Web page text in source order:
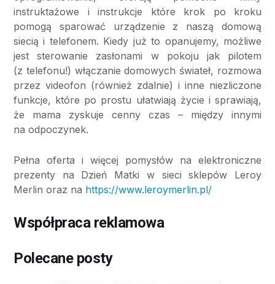
instruktażowe i instrukcje które krok po kroku
pomogą sparować urządzenie z naszą domową
siecią i telefonem. Kiedy już to opanujemy, możliwe
jest sterowanie zasłonami w pokoju jak pilotem
(z telefonu!) włączanie domowych świateł, rozmowa
przez videofon (również zdalnie) i inne niezliczone
funkcje, które po prostu ułatwiają życie i sprawiają,
że mama zyskuje cenny czas – między innymi
na odpoczynek.
Pełna oferta i więcej pomysłów na elektroniczne
prezenty na Dzień Matki w sieci sklepów Leroy
Merlin oraz na https://www.leroymerlin.pl/
Współpraca reklamowa
Polecane posty